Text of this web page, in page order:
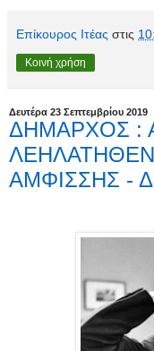
Επίκουρος Ιτέας στις
Κοινή χρήση
Δευτέρα 23 Σεπτεμβρίου 2019
ΔΗΜΑΡΧΟΣ :
ΑΜΦΙΣΣΗΣ -